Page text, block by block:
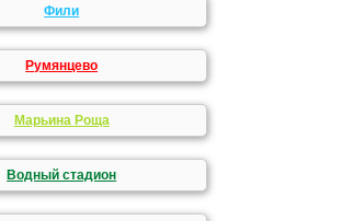
Фили
Румянцево
Марьина Роща
Водный стадион